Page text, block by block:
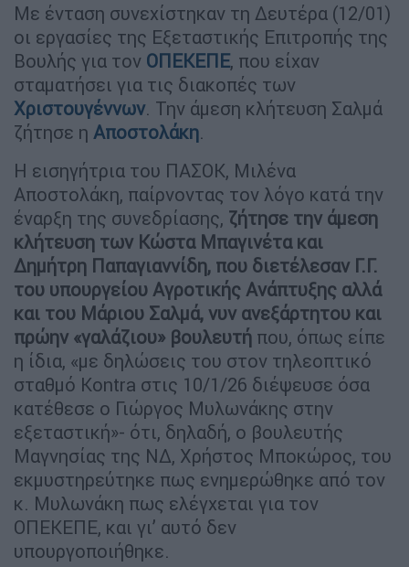
Με ένταση συνεχίστηκαν τη Δευτέρα (12/01)
οι εργασίες της Εξεταστικής Επιτροπής της
Βουλής για τον ΟΠΕΚΕΠΕ, που είχαν
σταματήσει για τις διακοπές των
Χριστουγέννων. Την άμεση κλήτευση Σαλμά
ζήτησε η Αποστολάκη.
Η εισηγήτρια του ΠΑΣΟΚ, Μιλένα
Αποστολάκη, παίρνοντας τον λόγο κατά την
έναρξη της συνεδρίασης, ζήτησε την άμεση
κλήτευση των Κώστα Μπαγινέτα και
Δημήτρη Παπαγιαννίδη, που διετέλεσαν Γ.Γ.
του υπουργείου Αγροτικής Ανάπτυξης αλλά
και του Μάριου Σαλμά, νυν ανεξάρτητου και
πρώην «γαλάζιου» βουλευτή που, όπως είπε
η ίδια, «με δηλώσεις του στον τηλεοπτικό
σταθμό Kontra στις 10/1/26 διέψευσε όσα
κατέθεσε ο Γιώργος Μυλωνάκης στην
εξεταστική»- ότι, δηλαδή, ο βουλευτής
Μαγνησίας της ΝΔ, Χρήστος Μποκώρος, του
εκμυστηρεύτηκε πως ενημερώθηκε από τον
κ. Μυλωνάκη πως ελέγχεται για τον
ΟΠΕΚΕΠΕ, και γι’ αυτό δεν
υπουργοποιήθηκε.